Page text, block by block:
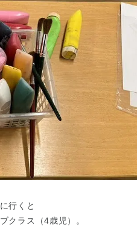
都道府県
探す
東京都 全域
行くと
クラス（4歳児）。